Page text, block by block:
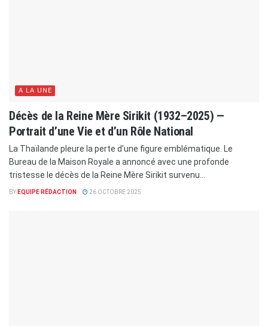
A LA UNE
Décès de la Reine Mère Sirikit (1932–2025) —
Portrait d’une Vie et d’un Rôle National
La Thaïlande pleure la perte d'une figure emblématique. Le
Bureau de la Maison Royale a annoncé avec une profonde
tristesse le décès de la Reine Mère Sirikit survenu...
BY EQUIPE RÉDACTION 26 OCTOBRE 2025